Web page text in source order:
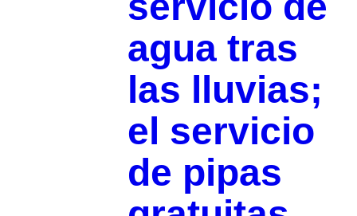
agua tras
las lluvias;
el servicio
de pipas